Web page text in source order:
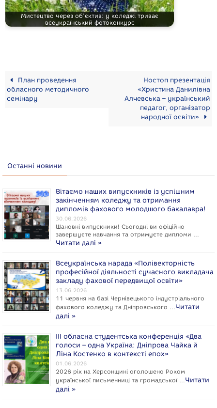
Мистецтво через об’єктив: у коледжі триває
всеукраїнський фотоконкурс
План проведення
обласного методичного
семінару
Ностоп презентація
«Христина Данилівна
Алчевська – український
педагог, організатор
народної освіти»
Останні новини
Вітаємо наших випускників із успішним
закінченням коледжу та отримання
дипломів фахового молодшого бакалавра!
30.06.2026
Шановні випускники! Сьогодні ви офіційно
завершуєте навчання та отримуєте дипломи …
Читати далі »
Всеукраїнська нарада «Полівекторність
професійної діяльності сучасного викладача
закладу фахової передвищої освіти»
13.06.2026
11 червня на базі Чернівецького індустріального
фахового коледжу та Дніпровського …Читати
далі »
ІІІ обласна студентська конференція «Два
голоси – одна Україна: Дніпрова Чайка й
Ліна Костенко в контексті епох»
01.06.2026
2026 рік на Херсонщині оголошено Роком
укpaїнcької письменниці та громадської …Читати
далі »